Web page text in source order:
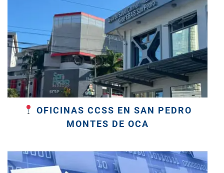
OFICINAS CCSS EN SAN PEDRO
MONTES DE OCA